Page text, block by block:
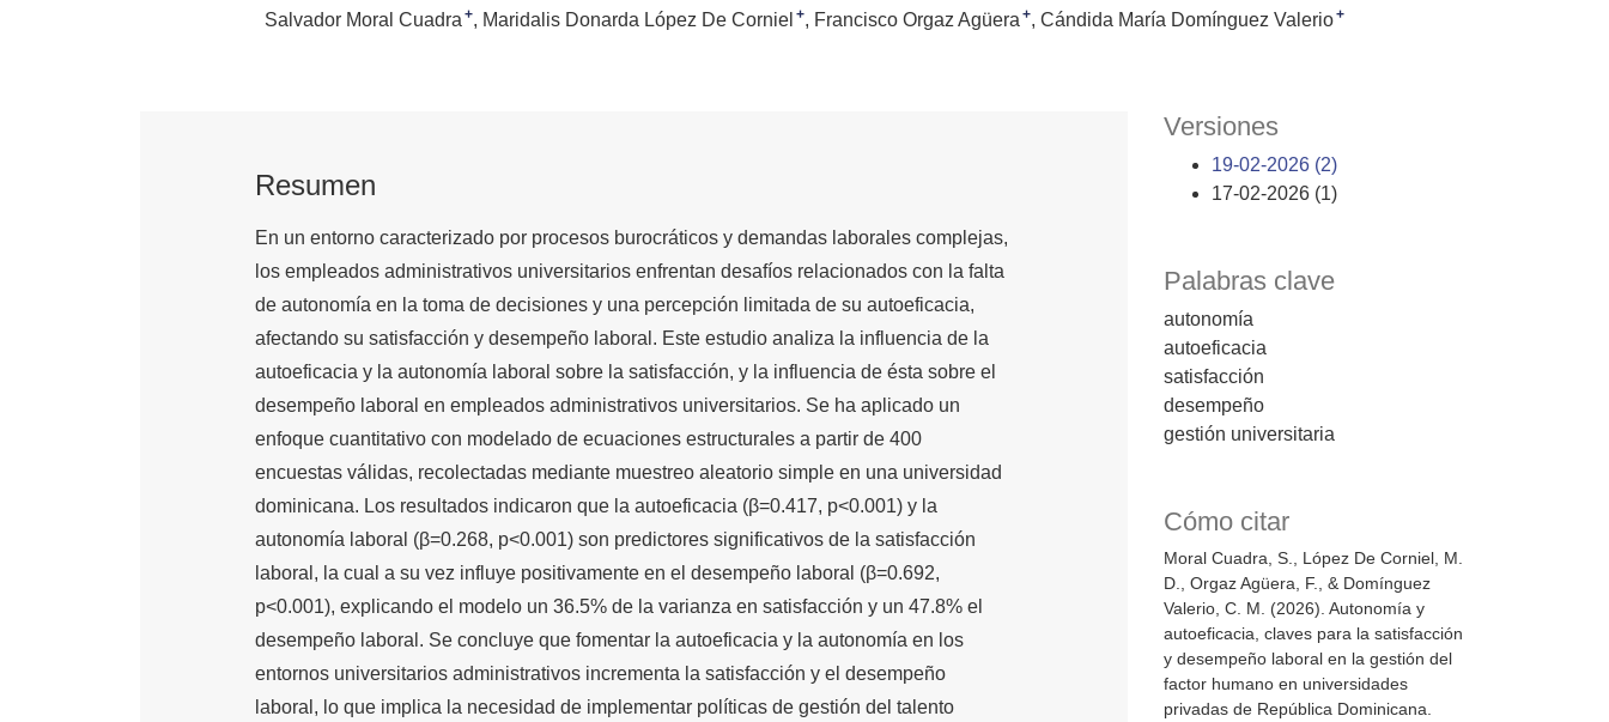
Salvador Moral Cuadra + Maridalis Donarda López De Corniel + Francisco Orgaz Agüera + Cándida María Domínguez Valerio+
Versiones
19-02-2026 (2)
17-02-2026 (1)
Palabras clave
autonomía
autoeficacia
satisfacción
desempeño
gestión universitaria
Cómo citar
Moral Cuadra, S., López De Corniel, M.
D., Orgaz Agüera, F., & Domínguez
Valerio, C. M. (2026). Autonomía y
autoeficacia, claves para la satisfacción
y desempeño laboral en la gestión del
factor humano en universidades
privadas de República Dominicana.
Resumen
En un entorno caracterizado por procesos burocráticos y demandas laborales complejas,
los empleados administrativos universitarios enfrentan desafíos relacionados con la falta
de autonomía en la toma de decisiones y una percepción limitada de su autoeficacia,
afectando su satisfacción y desempeño laboral. Este estudio analiza la influencia de la
autoeficacia y la autonomía laboral sobre la satisfacción, y la influencia de ésta sobre el
desempeño laboral en empleados administrativos universitarios. Se ha aplicado un
enfoque cuantitativo con modelado de ecuaciones estructurales a partir de 400
encuestas válidas, recolectadas mediante muestreo aleatorio simple en una universidad
dominicana. Los resultados indicaron que la autoeficacia (β=0.417, p<0.001) y la
autonomía laboral (β=0.268, p<0.001) son predictores significativos de la satisfacción
laboral, la cual a su vez influye positivamente en el desempeño laboral (β=0.692,
p<0.001), explicando el modelo un 36.5% de la varianza en satisfacción y un 47.8% el
desempeño laboral. Se concluye que fomentar la autoeficacia y la autonomía en los
entornos universitarios administrativos incrementa la satisfacción y el desempeño
laboral, lo que implica la necesidad de implementar políticas de gestión del talento